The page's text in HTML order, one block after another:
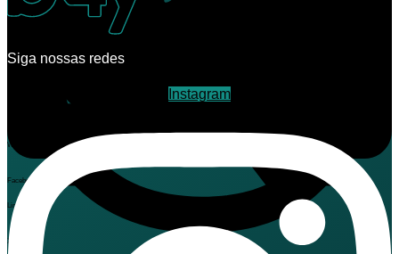
WhatsApp
LinkedIn
Facebook
X
Siga nossas redes
Instagram